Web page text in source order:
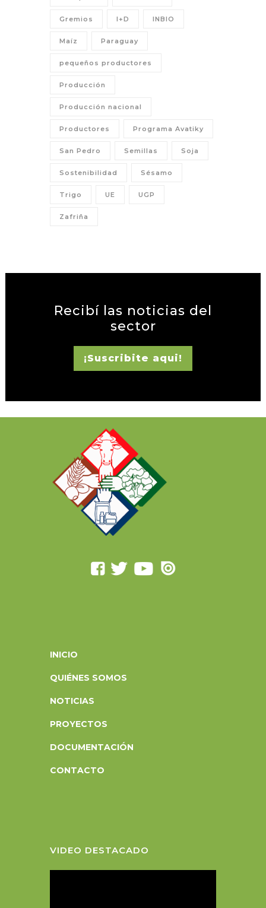
Gremios I+D INBIO
Maíz Paraguay
pequeños productores
Producción
Producción nacional
Productores Programa Avatiky
San Pedro Semillas Soja
Sostenibilidad Sésamo
Trigo UE UGP
Zafriña
Recibí las noticias del
sector
¡Suscribite aqui!
INICIO
QUIÉNES SOMOS
NOTICIAS
PROYECTOS
DOCUMENTACIÓN
CONTACTO
VIDEO DESTACADO